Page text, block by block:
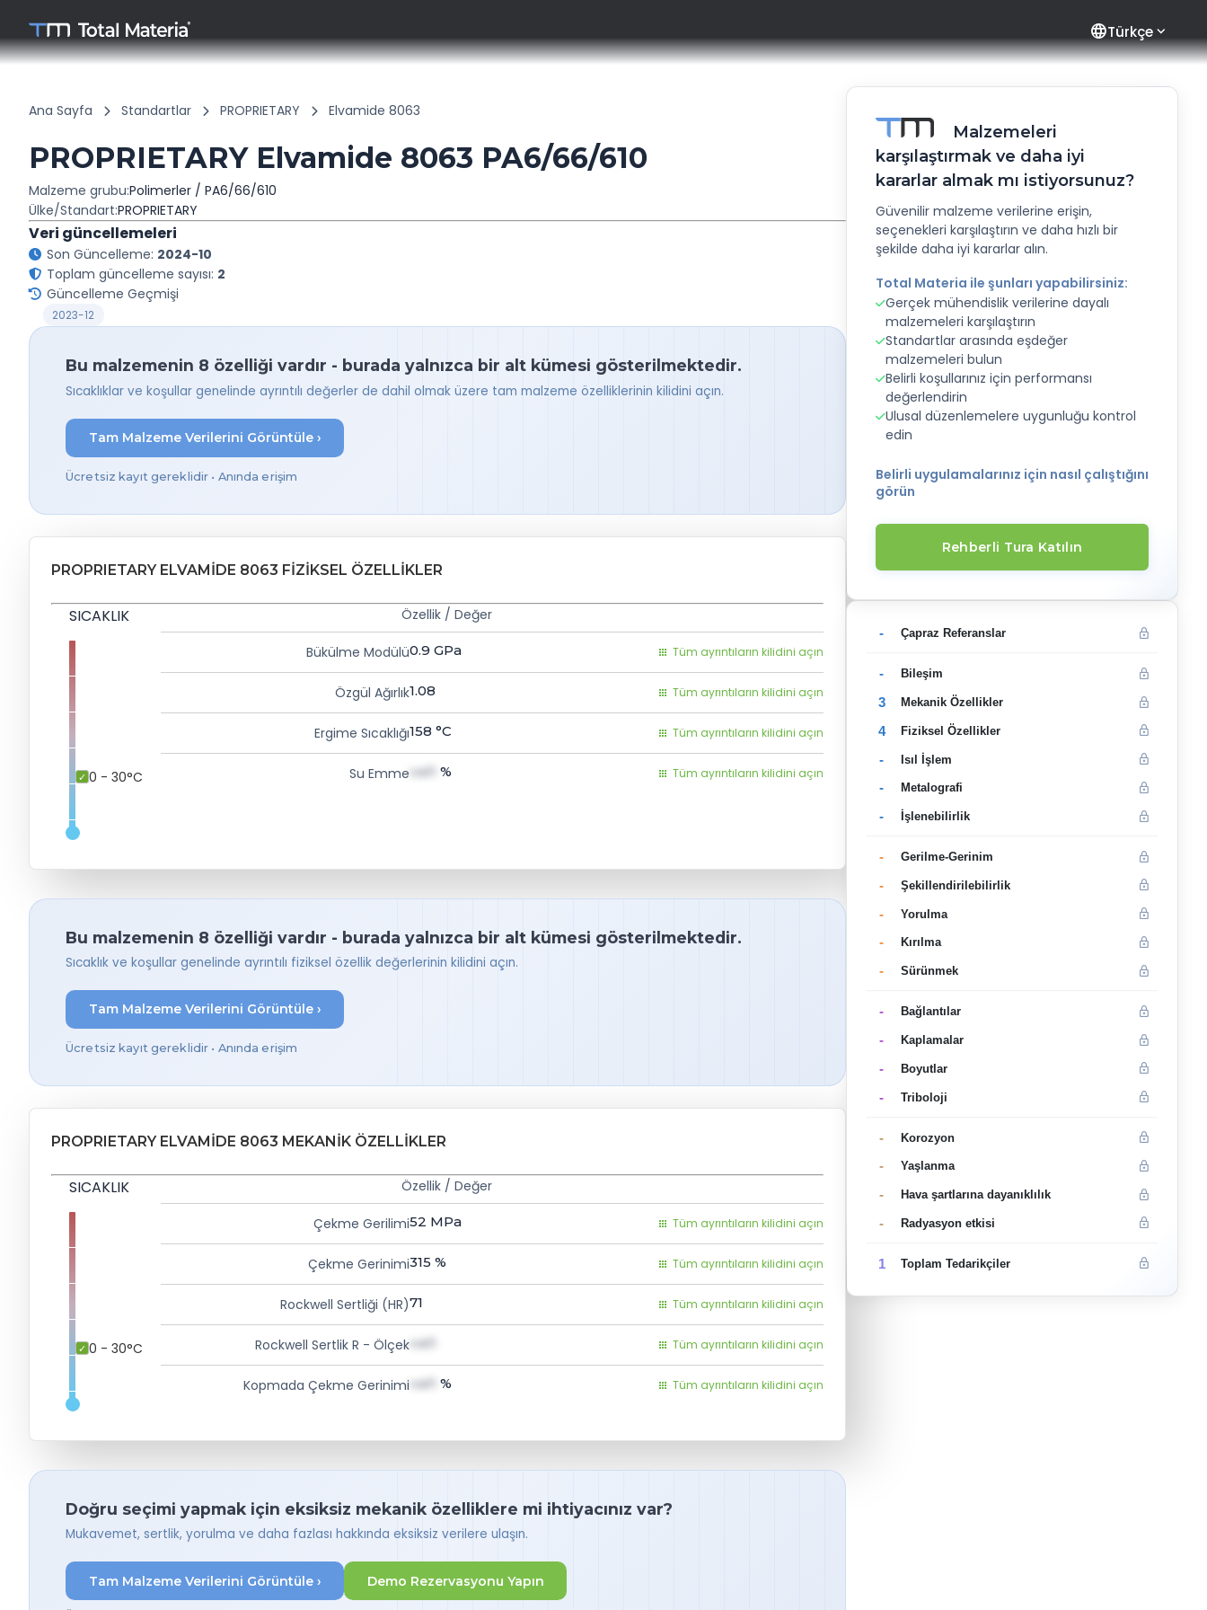
languageTürkçe
Ana Sayfa Standartlar PROPRIETARY Elvamide 8063
PROPRIETARY Elvamide 8063 PA6/66/610
Malzeme grubu:Polimerler / PA6/66/610
Ülke/Standart:PROPRIETARY
Veri güncellemeleri
Son Güncelleme: 2024-10
Toplam güncelleme sayısı: 2
Güncelleme Geçmişi
2023-12
Bu malzemenin 8 özelliği vardır - burada yalnızca bir alt kümesi gösterilmektedir.
Sıcaklıklar ve koşullar genelinde ayrıntılı değerler de dahil olmak üzere tam malzeme özelliklerinin kilidini açın.
Tam Malzeme Verilerini Görüntüle ›
Ücretsiz kayıt gereklidir • Anında erişim
PROPRIETARY ELVAMIDE 8063 FIZIKSEL ÖZELLIKLER
SICAKLIK
0 - 30°C
Özellik / Değer
Bükülme Modülü0.9 GPa Tüm ayrıntıların kilidini açın
Özgül Ağırlık1.08 Tüm ayrıntıların kilidini açın
Ergime Sıcaklığı158 °C Tüm ayrıntıların kilidini açın
Su Emme val1 % Tüm ayrıntıların kilidini açın
Bu malzemenin 8 özelliği vardır - burada yalnızca bir alt kümesi gösterilmektedir.
Sıcaklık ve koşullar genelinde ayrıntılı fiziksel özellik değerlerinin kilidini açın.
Tam Malzeme Verilerini Görüntüle ›
Ücretsiz kayıt gereklidir • Anında erişim
PROPRIETARY ELVAMIDE 8063 MEKANIK ÖZELLIKLER
SICAKLIK
0 - 30°C
Özellik / Değer
Çekme Gerilimi52 MPa Tüm ayrıntıların kilidini açın
Çekme Gerinimi315 % Tüm ayrıntıların kilidini açın
Rockwell Sertliği (HR)71 Tüm ayrıntıların kilidini açın
Rockwell Sertlik R - Ölçekval1 Tüm ayrıntıların kilidini açın
Kopmada Çekme Gerinimival1 % Tüm ayrıntıların kilidini açın
Doğru seçimi yapmak için eksiksiz mekanik özelliklere mi ihtiyacınız var?
Mukavemet, sertlik, yorulma ve daha fazlası hakkında eksiksiz verilere ulaşın.
Tam Malzeme Verilerini Görüntüle › Demo Rezervasyonu Yapın
Malzemeleri
karşılaştırmak ve daha iyi
kararlar almak mı istiyorsunuz?
Güvenilir malzeme verilerine erişin,
seçenekleri karşılaştırın ve daha hızlı bir
şekilde daha iyi kararlar alın.
Total Materia ile şunları yapabilirsiniz:
Gerçek mühendislik verilerine dayalı
malzemeleri karşılaştırın
Standartlar arasında eşdeğer
malzemeleri bulun
Belirli koşullarınız için performansı
değerlendirin
Ulusal düzenlemelere uygunluğu kontrol
edin
Belirli uygulamalarınız için nasıl çalıştığını
görün
Rehberli Tura Katılın
- Çapraz Referanslar
- Bileşim
3 Mekanik Özellikler
4 Fiziksel Özellikler
- Isıl İşlem
- Metalografi
- İşlenebilirlik
- Gerilme-Gerinim
- Şekillendirilebilirlik
- Yorulma
- Kırılma
- Sürünmek
- Bağlantılar
- Kaplamalar
- Boyutlar
- Triboloji
- Korozyon
- Yaşlanma
- Hava şartlarına dayanıklılık
- Radyasyon etkisi
1 Toplam Tedarikçiler